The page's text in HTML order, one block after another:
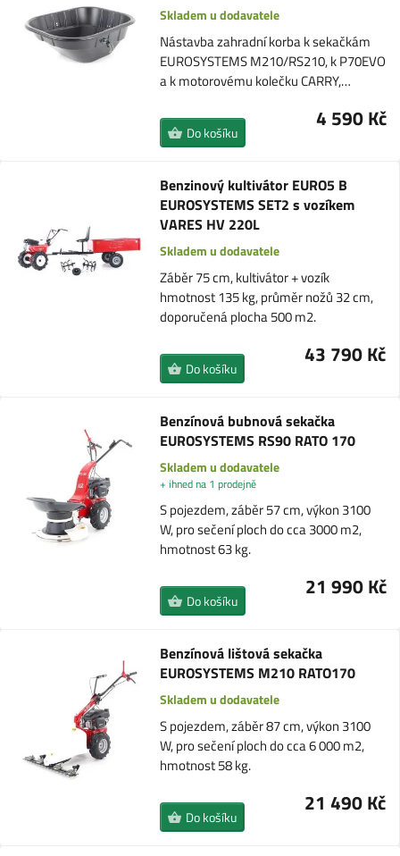
Skladem u dodavatele
Nástavba zahradní korba k sekačkám
EUROSYSTEMS M210/RS210, k P70EVO
a k motorovému kolečku CARRY,…
4 590 Kč
Do košíku
Benzinový kultivátor EURO5 B
EUROSYSTEMS SET2 s vozíkem
VARES HV 220L
Skladem u dodavatele
Záběr 75 cm, kultivátor + vozík
hmotnost 135 kg, průměr nožů 32 cm,
doporučená plocha 500 m2.
43 790 Kč
Do košíku
Benzínová bubnová sekačka
EUROSYSTEMS RS90 RATO 170
Skladem u dodavatele
+ ihned na 1 prodejně
S pojezdem, záběr 57 cm, výkon 3100
W, pro sečení ploch do cca 3000 m2,
hmotnost 63 kg.
21 990 Kč
Do košíku
Benzínová lištová sekačka
EUROSYSTEMS M210 RATO170
Skladem u dodavatele
S pojezdem, záběr 87 cm, výkon 3100
W, pro sečení ploch do cca 6 000 m2,
hmotnost 58 kg.
21 490 Kč
Do košíku